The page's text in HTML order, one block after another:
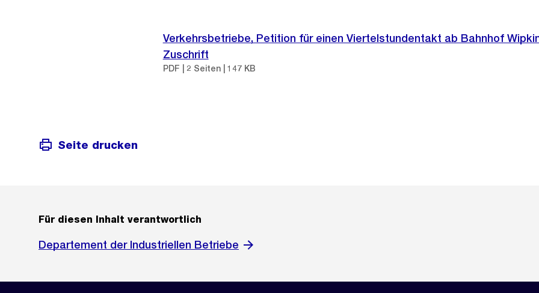
Verkehrsbetriebe, Petition für einen Viertelstundentakt ab Bahnhof
Zuschrift
PDF | 2 Seiten | 147 KB
Seite drucken
Für diesen Inhalt verantwortlich
Departement der Industriellen Betriebe